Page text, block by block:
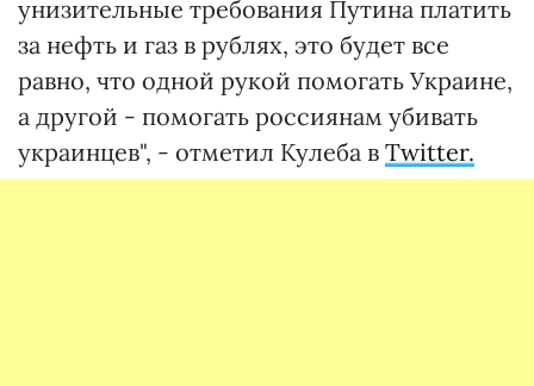
унизительные требования Путина платить
за нефть и газ в рублях, это будет все
равно, что одной рукой помогать Украине,
а другой - помогать россиянам убивать
украинцев", - отметил Кулеба в Twitter.